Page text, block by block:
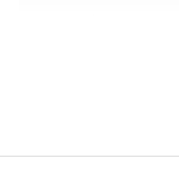
出来たこと、
弊社関連サー
るよう努めてま